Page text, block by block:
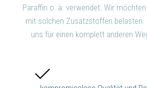
Paraffin o. ä. verwendet. Wir
mit solchen Zusatzstoffen belasten.
uns für einen komplett anderen